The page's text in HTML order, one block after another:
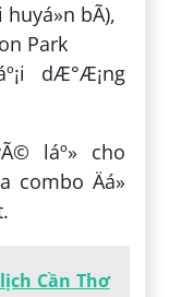
huyá»n bÃ­),
Park
dÆ°Æ¡ng
láº» cho
Äá»
Cần Thơ